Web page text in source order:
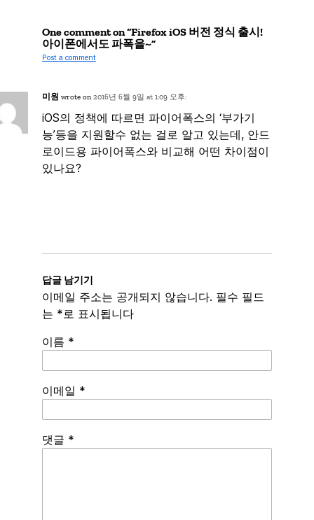
One comment on “Firefox iOS 버전 정식 출시!
아이폰에서도 파폭을~”
Post a comment
미원 wrote on2016년 6월 9일 at 1:09 오후:
iOS의 정책에 따르면 파이어폭스의 ‘부가기
능’등을 지원할수 없는 걸로 알고 있는데, 안드
로이드용 파이어폭스와 비교해 어떤 차이점이
있나요?
답글 남기기
이메일 주소는 공개되지 않습니다. 필수 필드
는 *로 표시됩니다
이름 *
이메일 *
Spamming
댓글 *